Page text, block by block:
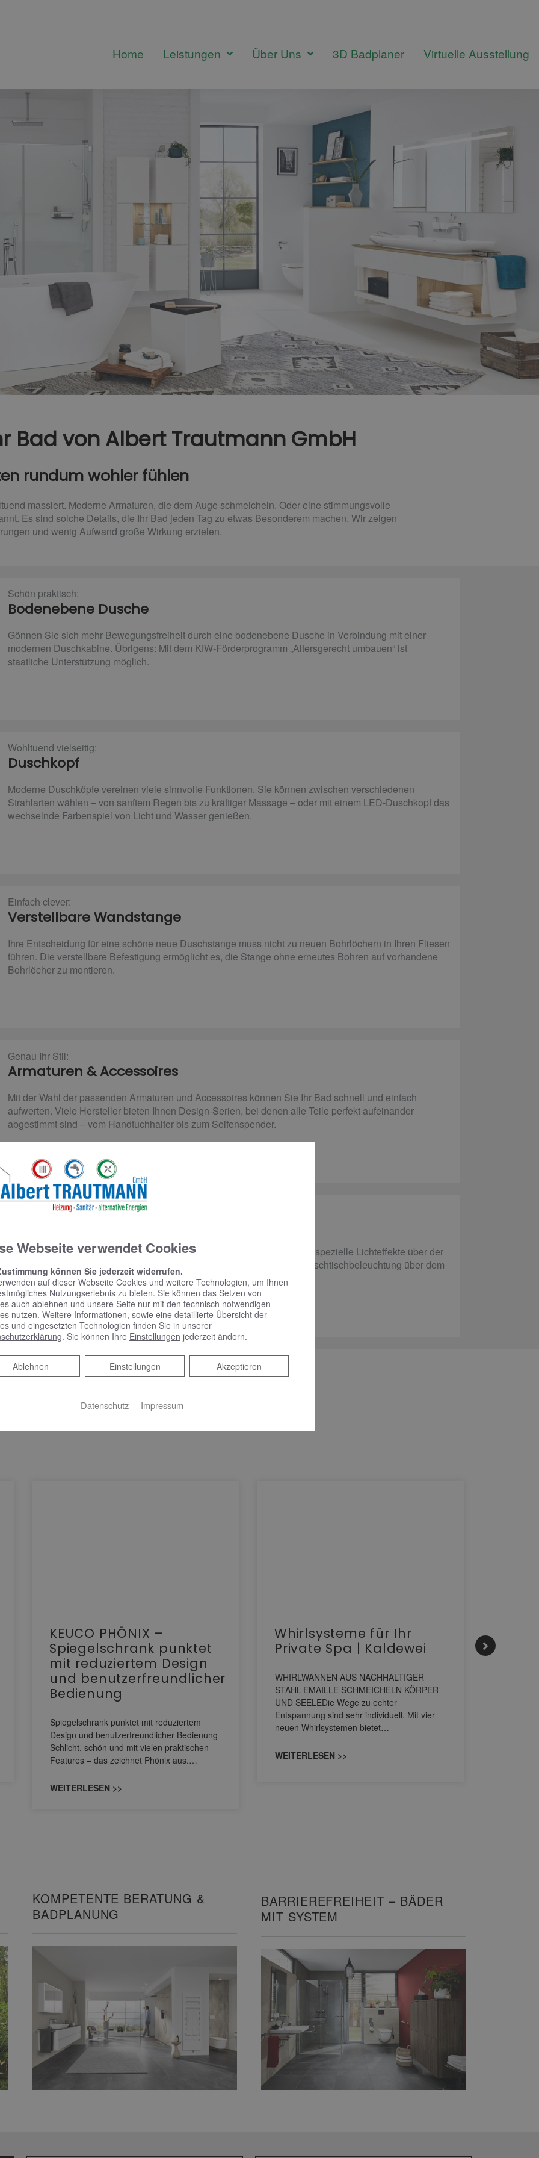
Home Leistungen Über Uns 3D Badplaner Virtuelle Ausstellung
Bad von Albert Trautmann GmbH
rundum wohler fühlen
massiert. Moderne Armaturen, die dem Auge schmeicheln. Oder eine stimmungsvolle
Es sind solche Details, die Ihr Bad jeden Tag zu etwas Besonderem machen. Wir zeigen
und wenig Aufwand große Wirkung erzielen.
Schön praktisch:
Bodenebene Dusche
Gönnen Sie sich mehr Bewegungsfreiheit durch eine bodenebene Dusche in Verbindung mit einer
modernen Duschkabine. Übrigens: Mit dem KfW-Förderprogramm „Altersgerecht umbauen“ ist
staatliche Unterstützung möglich.
Wohltuend vielseitig:
Duschkopf
Moderne Duschköpfe vereinen viele sinnvolle Funktionen. Sie können zwischen verschiedenen
Strahlarten wählen – von sanftem Regen bis zu kräftiger Massage – oder mit einem LED-Duschkopf das
wechselnde Farbenspiel von Licht und Wasser genießen.
Einfach clever:
Verstellbare Wandstange
Ihre Entscheidung für eine schöne neue Duschstange muss nicht zu neuen Bohrlöchern in Ihren Fliesen
führen. Die verstellbare Befestigung ermöglicht es, die Stange ohne erneutes Bohren auf vorhandene
Bohrlöcher zu montieren.
Genau Ihr Stil:
Armaturen & Accessoires
Mit der Wahl der passenden Armaturen und Accessoires können Sie Ihr Bad schnell und einfach
aufwerten. Viele Hersteller bieten Ihnen Design-Serien, bei denen alle Teile perfekt aufeinander
abgestimmt sind – vom Handtuchhalter bis zum Seifenspender.
Tägliches Highlight:
Das richtige Licht sorgt für die passende Stimmung im Bad. So schaffen spezielle Lichteffekte über der
Dusche oder Wanne eine angenehme Atmosphäre. Eine funktionale Waschtischbeleuchtung über dem
Spiegel macht Ihnen das Schminken oder Rasieren leichter.
KEUCO PHÖNIX –
Spiegelschrank punktet
mit reduziertem Design
und benutzerfreundlicher
Bedienung
Spiegelschrank punktet mit reduziertem
Design und benutzerfreundlicher Bedienung
Schlicht, schön und mit vielen praktischen
Features – das zeichnet Phönix aus.…
WEITERLESEN >>
Whirlsysteme für Ihr
Private Spa | Kaldewei
WHIRLWANNEN AUS NACHHALTIGER
STAHL-EMAILLE SCHMEICHELN KÖRPER
UND SEELEDie Wege zu echter
Entspannung sind sehr individuell. Mit vier
neuen Whirlsystemen bietet…
WEITERLESEN >>
KOMPETENTE BERATUNG &
BADPLANUNG
BARRIEREFREIHEIT – BÄDER
MIT SYSTEM
Webseite verwendet Cookies
können Sie jederzeit widerrufen.
auf dieser Webseite Cookies und weitere Technologien, um Ihnen
Nutzungserlebnis zu bieten. Sie können das Setzen von
auch ablehnen und unsere Seite nur mit den technisch notwendigen
nutzen. Weitere Informationen, sowie eine detaillierte Übersicht der
und eingesetzten Technologien finden Sie in unserer
. Sie können Ihre Einstellungen jederzeit ändern.
Akzeptieren
Einstellungen
Ablehnen
Ablehnen
Datenschutz Impressum